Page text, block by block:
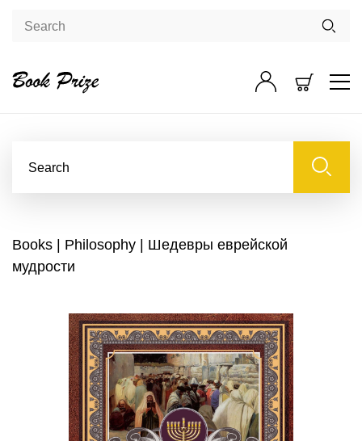
Books | Philosophy | Шедевры еврейской
мудрости